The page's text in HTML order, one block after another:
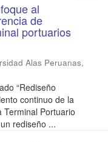
al
de
portuarios
Alas Peruanas,
“Rediseño
continuo de la
Portuario
rediseño ...